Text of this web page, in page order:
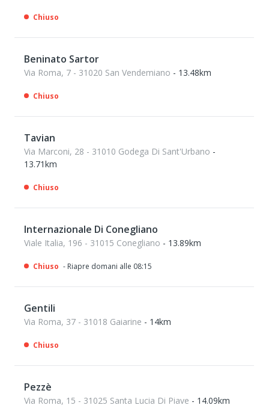
Chiuso
Beninato Sartor
Via Roma, 7 - 31020 San Vendemiano - 13.48km
Chiuso
Tavian
Via Marconi, 28 - 31010 Godega Di Sant'Urbano -
13.71km
Chiuso
Internazionale Di Conegliano
Viale Italia, 196 - 31015 Conegliano - 13.89km
Chiuso - Riapre domani alle 08:15
Gentili
Via Roma, 37 - 31018 Gaiarine - 14km
Chiuso
Pezzè
Via Roma, 15 - 31025 Santa Lucia Di Piave - 14.09km